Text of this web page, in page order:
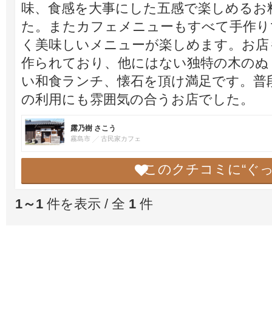
味、食感を大事にした五感で楽しめる
た。またカフェメニューもすべて手作
く美味しいメニューが楽しめます。お
作られており、他にはない独特の木の
い和食ランチ、懐石を頂け満足です。
の利用にも雰囲気の合うお店でした。
露乃樹 さこう
霧島市 古民家カフェ
このクチコミに“ぐ
1～1 件を表示 / 全 1 件